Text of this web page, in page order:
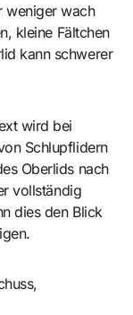
weniger wach
kleine Fältchen
kann schwerer
wird bei
Schlupflidern
Oberlids nach
vollständig
dies den Blick